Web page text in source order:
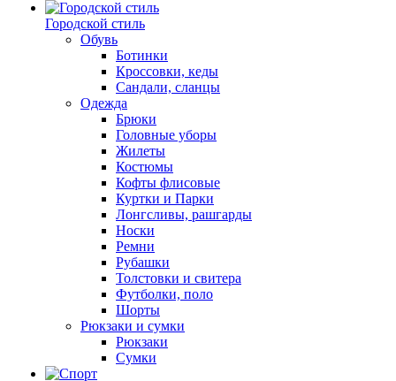
Городской стиль
Обувь
Ботинки
Кроссовки, кеды
Сандали, сланцы
Одежда
Брюки
Головные уборы
Жилеты
Костюмы
Кофты флисовые
Куртки и Парки
Лонгсливы, рашгарды
Носки
Ремни
Рубашки
Толстовки и свитера
Футболки, поло
Шорты
Рюкзаки и сумки
Рюкзаки
Сумки